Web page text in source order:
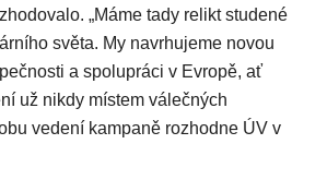
„Máme tady relikt studené
světa. My navrhujeme novou
a spolupráci v Evropě, ať
už nikdy místem válečných
vedení kampaně rozhodne ÚV v